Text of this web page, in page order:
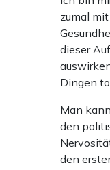
zumal
dieser
Dingen
Man
den
den